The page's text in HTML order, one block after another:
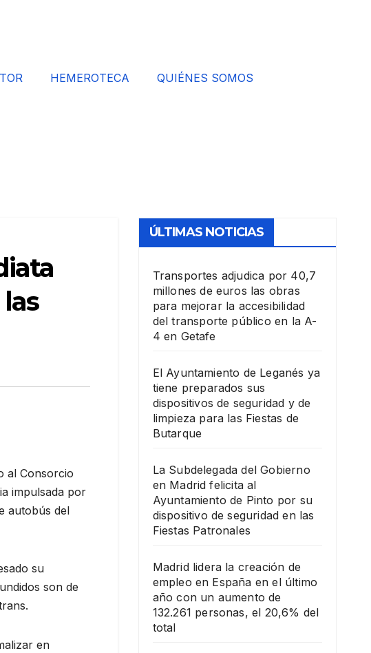
HEMEROTECA QUIÉNES SOMOS
al Consorcio
impulsada por
autobús del
su
son de
en
ÚLTIMAS NOTICIAS
Transportes adjudica por 40,7
millones de euros las obras
para mejorar la accesibilidad
del transporte público en la A-
4 en Getafe
El Ayuntamiento de Leganés ya
tiene preparados sus
dispositivos de seguridad y de
limpieza para las Fiestas de
Butarque
La Subdelegada del Gobierno
en Madrid felicita al
Ayuntamiento de Pinto por su
dispositivo de seguridad en las
Fiestas Patronales
Madrid lidera la creación de
empleo en España en el último
año con un aumento de
132.261 personas, el 20,6% del
total